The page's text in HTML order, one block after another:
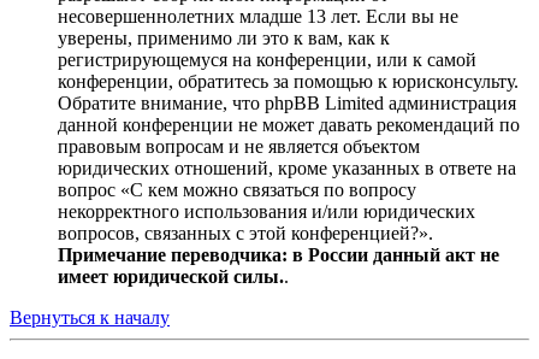
несовершеннолетних младше 13 лет. Если вы не
уверены, применимо ли это к вам, как к
регистрирующемуся на конференции, или к самой
конференции, обратитесь за помощью к юрисконсульту.
Обратите внимание, что phpBB Limited администрация
данной конференции не может давать рекомендаций по
правовым вопросам и не является объектом
юридических отношений, кроме указанных в ответе на
вопрос «С кем можно связаться по вопросу
некорректного использования и/или юридических
вопросов, связанных с этой конференцией?».
Примечание переводчика: в России данный акт не
имеет юридической силы..
Вернуться к началу